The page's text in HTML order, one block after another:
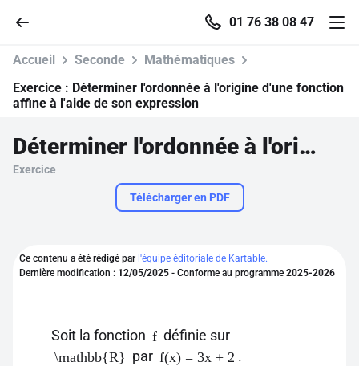
01 76 38 08 47
Parcourir
Se connecter
Pour profiter de 10 contenus offerts.
Accueil Seconde
Mathématiques
Exercice : Déterminer l'ordonnée à l'origine d'une fonction
affine à l'aide de son expression
Déterminer l'ordonnée à l'origine d'une fonction affine à l'aide de son expression
Exercice
Télécharger en PDF
Ce contenu a été rédigé par l'équipe éditoriale de Kartable.
Dernière modification : 12/05/2025 - Conforme au programme 2025-2026
Soit la fonction f définie sur
\mathbb{R} par f(x) = 3x + 2 .